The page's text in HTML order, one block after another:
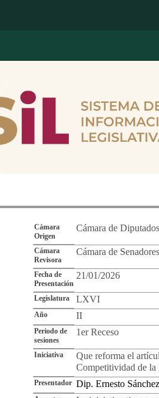
Cámara
Origen
Cámara de Diputados
Cámara
Revisora
Cámara de Senadores
Fecha de
Presentación
21/01/2026
Legislatura LXVI
Año II
Periodo de
sesiones
1er Receso
Iniciativa
Que reforma el
Competitividad de la
Presentador Dip. Ernesto